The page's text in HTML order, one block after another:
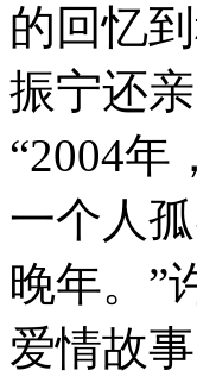
的回忆
振宁还
“2004年
一个人
晚年。”
爱情故